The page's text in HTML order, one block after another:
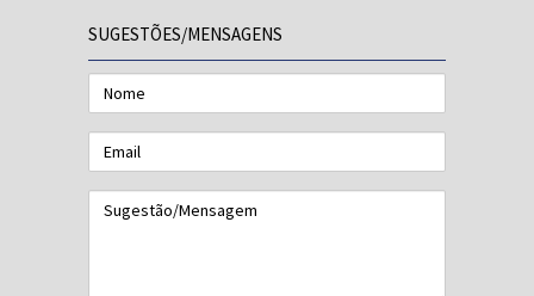
SUGESTÕES/MENSAGENS
Nome
Email
Sugestão/Mensagem